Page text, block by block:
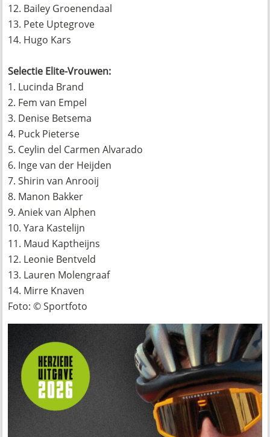
12. Bailey Groenendaal
13. Pete Uptegrove
14. Hugo Kars
Selectie Elite-Vrouwen:
1. Lucinda Brand
2. Fem van Empel
3. Denise Betsema
4. Puck Pieterse
5. Ceylin del Carmen Alvarado
6. Inge van der Heijden
7. Shirin van Anrooij
8. Manon Bakker
9. Aniek van Alphen
10. Yara Kastelijn
11. Maud Kaptheijns
12. Leonie Bentveld
13. Lauren Molengraaf
14. Mirre Knaven
Foto: © Sportfoto